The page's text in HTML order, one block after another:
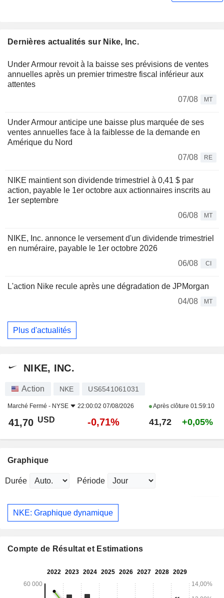
Dernières actualités sur Nike, Inc.
Under Armour revoit à la baisse ses prévisions de ventes
annuelles après un premier trimestre fiscal inférieur aux
attentes
07/08
MT
Under Armour anticipe une baisse plus marquée de ses
ventes annuelles face à la faiblesse de la demande en
Amérique du Nord
07/08
RE
NIKE maintient son dividende trimestriel à 0,41 $ par
action, payable le 1er octobre aux actionnaires inscrits au
1er septembre
06/08
MT
NIKE, Inc. annonce le versement d'un dividende trimestriel
en numéraire, payable le 1er octobre 2026
06/08
CI
L'action Nike recule après une dégradation de JPMorgan
04/08
MT
Plus d'actualités
NIKE, INC.
Action NKE US6541061031
Marché Fermé - NYSE 22:00:02 07/08/2026 Après clôture 01:59:10
41,70 USD -0,71% 41,72 +0,05%
Graphique
Durée Période
NKE: Graphique dynamique
Compte de Résultat et Estimations